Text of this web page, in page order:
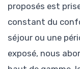
proposés est
constant du
séjour ou une
exposé, nous